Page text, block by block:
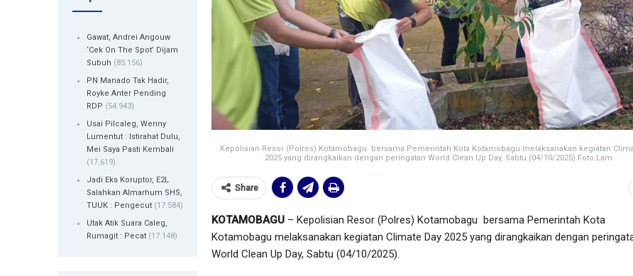
Kepolisian Resor (Polres) Kotamobagu bersama Pemerintah Kota Kotamobagu melaksanakan kegiatan
2025 yang dirangkaikan dengan peringatan World Clean Up Day, Sabtu (04/10/2025).Foto:Lam
Share
KOTAMOBAGU – Kepolisian Resor (Polres) Kotamobagu bersama Pemerintah Kota
Kotamobagu melaksanakan kegiatan Climate Day 2025 yang dirangkaikan dengan
World Clean Up Day, Sabtu (04/10/2025).
Gawat, Andrei Angouw
‘Cek On The Spot’ Dijam
Subuh (85.156)
PN Manado Tak Hadir,
Royke Anter Pending
RDP (54.943)
Usai Pilcaleg, Wenny
Lumentut : Istirahat Dulu,
Mei Saya Pasti Kembali
(17.619)
Jadi Eks Koruptor, E2L
Salahkan Almarhum SHS,
TUUK : Pengecut (17.584)
Utak Atik Suara Caleg,
Rumagit : Pecat (17.148)